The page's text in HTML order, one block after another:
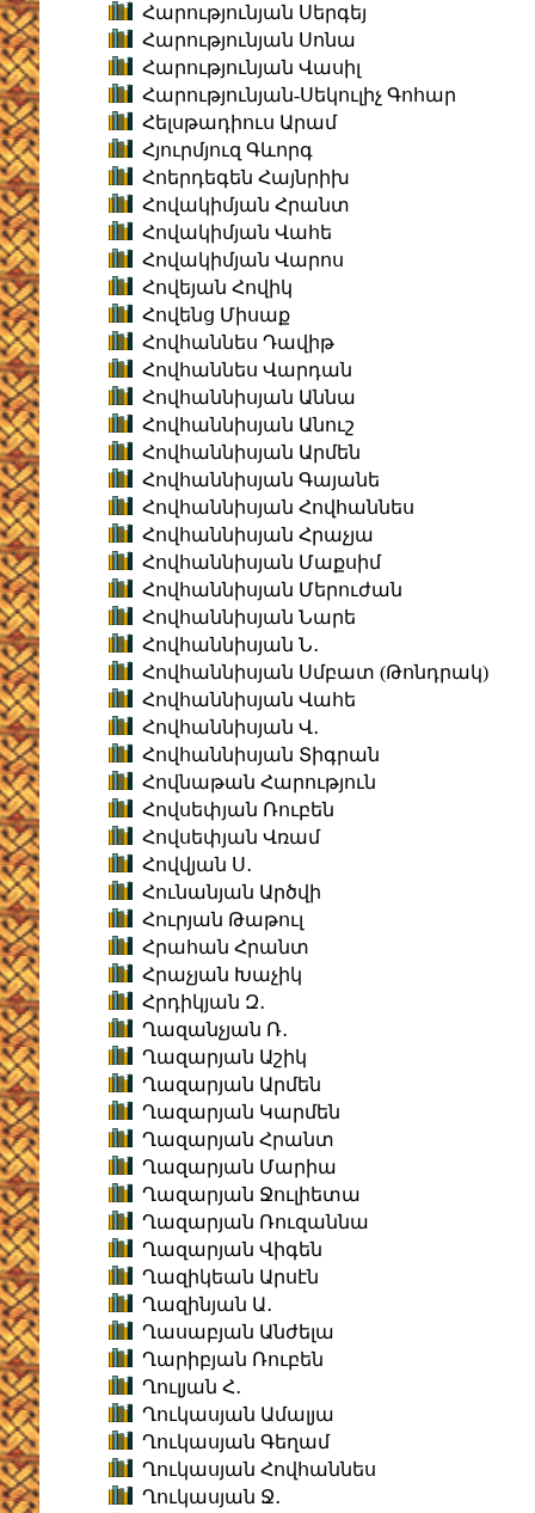
Հարությունյան Սերգեյ
Հարությունյան Սոնա
Հարությունյան Վասիլ
Հարությունյան-Սեկուլիչ Գոհար
Հելսթադիուս Արամ
Հյուրմյուզ Գևորգ
Հոերդեգեն Հայնրիխ
Հովակիմյան Հրանտ
Հովակիմյան Վահե
Հովակիմյան Վարոս
Հովեյան Հովիկ
Հովենց Միսաք
Հովհաննես Դավիթ
Հովհաննես Վարդան
Հովհաննիսյան Աննա
Հովհաննիսյան Անուշ
Հովհաննիսյան Արմեն
Հովհաննիսյան Գայանե
Հովհաննիսյան Հովհաննես
Հովհաննիսյան Հրաչյա
Հովհաննիսյան Մաքսիմ
Հովհաննիսյան Մերուժան
Հովհաննիսյան Նարե
Հովհաննիսյան Ն․
Հովհաննիսյան Սմբատ (Թոնդրակ)
Հովհաննիսյան Վահե
Հովհաննիսյան Վ․
Հովհաննիսյան Տիգրան
Հովնաթան Հարություն
Հովսեփյան Ռուբեն
Հովսեփյան Վռամ
Հովվյան Ս․
Հունանյան Արծվի
Հուրյան Թաթուլ
Հրահան Հրանտ
Հրաչյան Խաչիկ
Հրդիկյան Զ․
Ղազանչյան Ռ․
Ղազարյան Աշիկ
Ղազարյան Արմեն
Ղազարյան Կարմեն
Ղազարյան Հրանտ
Ղազարյան Մարիա
Ղազարյան Ջուլիետա
Ղազարյան Ռուզաննա
Ղազարյան Վիգեն
Ղազիկեան Արսէն
Ղազինյան Ա․
Ղասաբյան Անժելա
Ղարիբյան Ռուբեն
Ղուլյան Հ․
Ղուկասյան Ամալյա
Ղուկասյան Գեղամ
Ղուկասյան Հովհաննես
Ղուկասյան Ջ․